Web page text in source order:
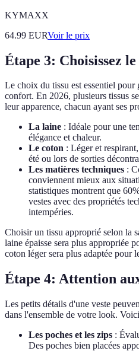
KYMAXX
64.99 EURVoir le prix
Étape 3: Choisissez
Le choix du tissu est essentiel
confort. En 2026, plusieurs tissus
leur apparence, chacun ayant ses
La laine : Idéale pour une
élégance et chaleur.
Le coton : Léger et
été ou lors de sorties
Les matières techniques :
conviennent mieux aux
statistiques montrent que
vestes avec des propriétés
intempéries.
Choisir un tissu approprié selon la
laine épaisse sera plus appropriée
coton léger sera plus adaptée pour
Étape 4: Attention
Les petits détails d'une veste
dans l'ensemble de votre look.
Les poches et les zips :
Des poches bien placées